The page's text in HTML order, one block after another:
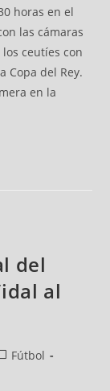
horas en el
las cámaras
los ceutíes con
Copa del Rey.
en la
del
al
Fútbol